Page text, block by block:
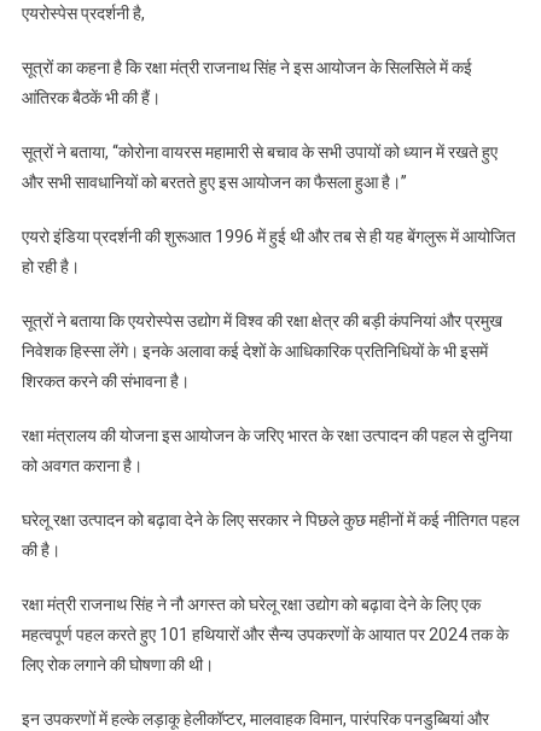
एयरोस्पेस प्रदर्शनी है,
सूत्रों का कहना है कि रक्षा मंत्री राजनाथ सिंह ने इस आयोजन के सिलसिले में कई
आंतिरक बैठकें भी की हैं।
सूत्रों ने बताया, ‘‘कोरोना वायरस महामारी से बचाव के सभी उपायों को ध्यान में रखते हुए
और सभी सावधानियों को बरतते हुए इस आयोजन का फैसला हुआ है।’’
एयरो इंडिया प्रदर्शनी की शुरूआत 1996 में हुई थी और तब से ही यह बेंगलुरू में आयोजित
हो रही है।
सूत्रों ने बताया कि एयरोस्पेस उद्योग में विश्व की रक्षा क्षेत्र की बड़ी कंपनियां और प्रमुख
निवेशक हिस्सा लेंगे। इनके अलावा कई देशों के आधिकारिक प्रतिनिधियों के भी इसमें
शिरकत करने की संभावना है।
रक्षा मंत्रालय की योजना इस आयोजन के जरिए भारत के रक्षा उत्पादन की पहल से दुनिया
को अवगत कराना है।
घरेलू रक्षा उत्पादन को बढ़ावा देने के लिए सरकार ने पिछले कुछ महीनों में कई नीतिगत पहल
की है।
रक्षा मंत्री राजनाथ सिंह ने नौ अगस्त को घरेलू रक्षा उद्योग को बढ़ावा देने के लिए एक
महत्वपूर्ण पहल करते हुए 101 हथियारों और सैन्य उपकरणों के आयात पर 2024 तक के
लिए रोक लगाने की घोषणा की थी।
इन उपकरणों में हल्के लड़ाकू हेलीकॉप्टर, मालवाहक विमान, पारंपरिक पनडुब्बियां और